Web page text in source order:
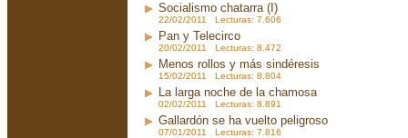
Socialismo chatarra (I)
22/02/2011 Lecturas: 7.606
Pan y Telecirco
20/02/2011 Lecturas: 8.472
Menos rollos y más sindéresis
15/02/2011 Lecturas: 8.804
La larga noche de la chamosa
02/02/2011 Lecturas: 8.891
Gallardón se ha vuelto peligroso
07/01/2011 Lecturas: 7.816